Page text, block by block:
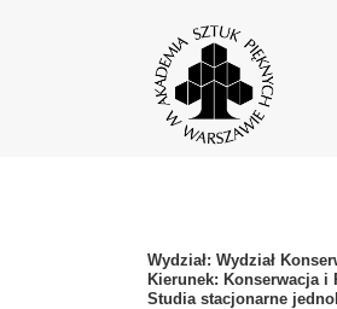
Wydział: Wydział
Kierunek: Konserwacja i
Studia stacjonarne